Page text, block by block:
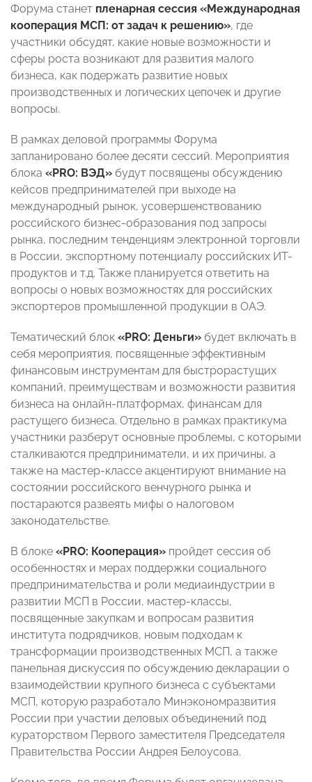
Форума станет пленарная сессия «Международная
кооперация МСП: от задач к решению», где
участники обсудят, какие новые возможности и
сферы роста возникают для развития малого
бизнеса, как подержать развитие новых
производственных и логических цепочек и другие
вопросы.
В рамках деловой программы Форума
запланировано более десяти сессий. Мероприятия
блока «PRO: ВЭД» будут посвящены обсуждению
кейсов предпринимателей при выходе на
международный рынок, усовершенствованию
российского бизнес-образования под запросы
рынка, последним тенденциям электронной торговли
в России, экспортному потенциалу российских ИТ-
продуктов и т.д. Также планируется ответить на
вопросы о новых возможностях для российских
экспортеров промышленной продукции в ОАЭ.
Тематический блок «PRO: Деньги» будет включать в
себя мероприятия, посвященные эффективным
финансовым инструментам для быстрорастущих
компаний, преимуществам и возможности развития
бизнеса на онлайн-платформах, финансам для
растущего бизнеса. Отдельно в рамках практикума
участники разберут основные проблемы, с которыми
сталкиваются предприниматели, и их причины, а
также на мастер-классе акцентируют внимание на
состоянии российского венчурного рынка и
постараются развеять мифы о налоговом
законодательстве.
В блоке «PRO: Кооперация» пройдет сессия об
особенностях и мерах поддержки социального
предпринимательства и роли медиаиндустрии в
развитии МСП в России, мастер-классы,
посвященные закупкам и вопросам развития
института подрядчиков, новым подходам к
трансформации производственных МСП, а также
панельная дискуссия по обсуждению декларации о
взаимодействии крупного бизнеса с субъектами
МСП, которую разработало Минэкономразвития
России при участии деловых объединений под
кураторством Первого заместителя Председателя
Правительства России Андрея Белоусова.